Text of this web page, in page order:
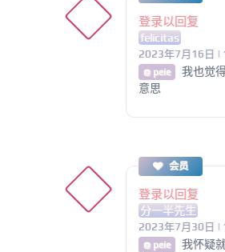
登录以回复
felicitas
2023年7月16日 |
@ peie
我也觉
意思
会员
登录以回复
分一半先生
2023年7月30日 |
@ peie
我怀疑